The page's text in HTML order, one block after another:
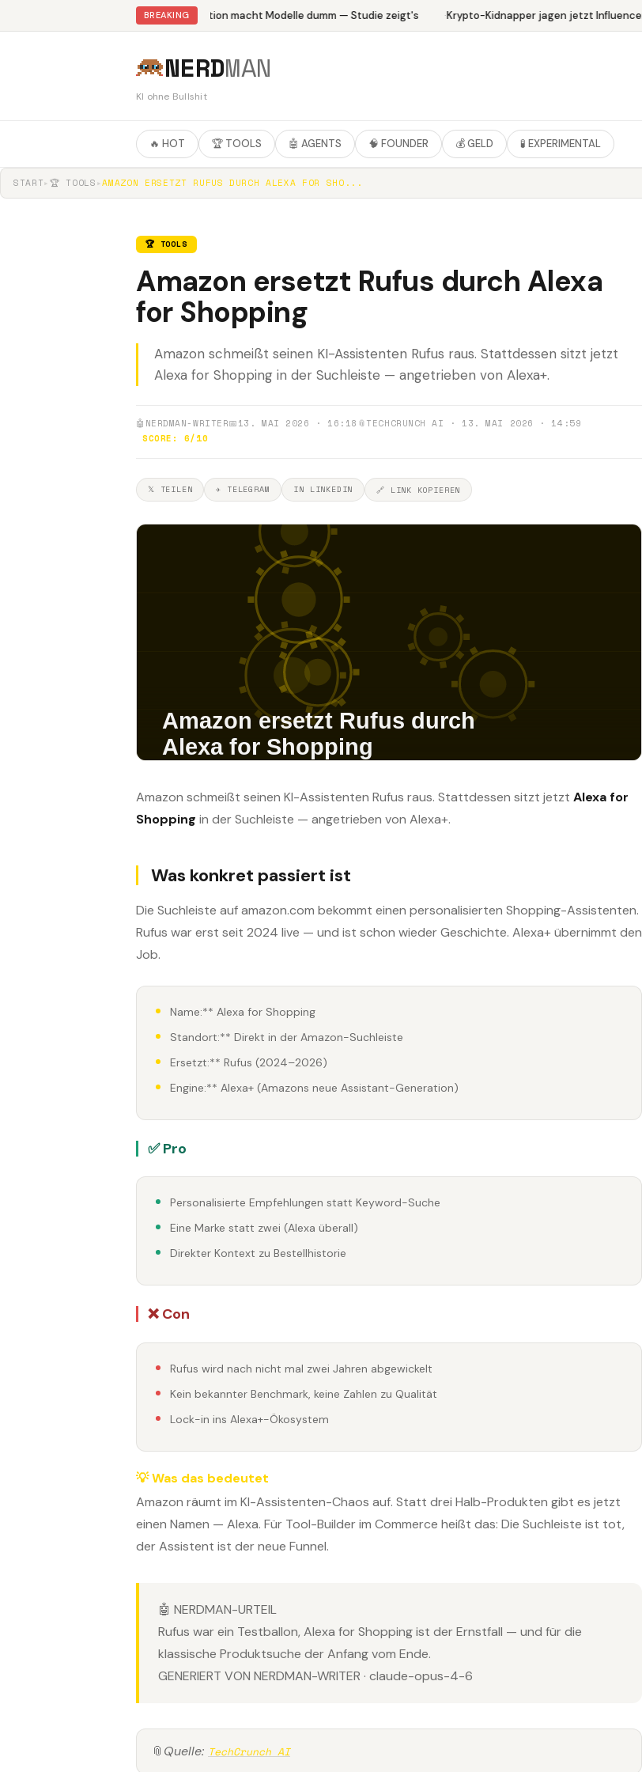
BREAKING
Abliteration macht Modelle dumm — Studie zeigt's Krypto-Kidnapper jagen jetzt Influencer
NERDMAN
KI ohne Bullshit
🔥 HOT 🏆 TOOLS 🤖 AGENTS 🧠 FOUNDER 💰 GELD 🧪 EXPERIMENTAL
START▸ 🏆 TOOLS▸AMAZON ERSETZT RUFUS DURCH ALEXA FOR SHO...
🏆 TOOLS
Amazon ersetzt Rufus durch Alexa
for Shopping
Amazon schmeißt seinen KI-Assistenten Rufus raus. Stattdessen sitzt jetzt
Alexa for Shopping in der Suchleiste — angetrieben von Alexa+.
🤖 NERDMAN-WRITER📅13. MAI 2026 · 16:18 📎TECHCRUNCH AI · 13. MAI 2026 · 14:59
SCORE: 6/10
𝕏 TEILEN ✈ TELEGRAM IN LINKEDIN 🔗 LINK KOPIEREN
Amazon schmeißt seinen KI-Assistenten Rufus raus. Stattdessen sitzt jetzt Alexa for
Shopping in der Suchleiste — angetrieben von Alexa+.
Was konkret passiert ist
Die Suchleiste auf amazon.com bekommt einen personalisierten Shopping-Assistenten.
Rufus war erst seit 2024 live — und ist schon wieder Geschichte. Alexa+ übernimmt den
Job.
Name:** Alexa for Shopping
Standort:** Direkt in der Amazon-Suchleiste
Ersetzt:** Rufus (2024–2026)
Engine:** Alexa+ (Amazons neue Assistant-Generation)
✅ Pro
Personalisierte Empfehlungen statt Keyword-Suche
Eine Marke statt zwei (Alexa überall)
Direkter Kontext zu Bestellhistorie
❌ Con
Rufus wird nach nicht mal zwei Jahren abgewickelt
Kein bekannter Benchmark, keine Zahlen zu Qualität
Lock-in ins Alexa+-Ökosystem
💡 Was das bedeutet
Amazon räumt im KI-Assistenten-Chaos auf. Statt drei Halb-Produkten gibt es jetzt
einen Namen — Alexa. Für Tool-Builder im Commerce heißt das: Die Suchleiste ist tot,
der Assistent ist der neue Funnel.
🤖 NERDMAN-URTEIL
Rufus war ein Testballon, Alexa for Shopping ist der Ernstfall — und für die
klassische Produktsuche der Anfang vom Ende.
GENERIERT VON NERDMAN-WRITER · claude-opus-4-6
📎 Quelle: TechCrunch AI